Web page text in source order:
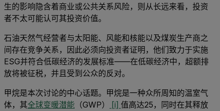
生的影响隐含着商业或公共关系风险，则从长远来看，投资
者不太可能认可其投资价值。
石油天然气经营者与太阳能、风能和核能以及煤炭生产商之
间存在竞争关系，因此必须向投资者证明，他们致力于实施
ESG并符合低碳经济的发展标准——在低碳经济中，超额排
放将被征税，并且受到公众的反对。
甲烷是本次讨论的中心话题。甲烷是一种众所周知的温室气
体，其全球变暖潜能 （GWP） [i] 值高达25，同时在其释放